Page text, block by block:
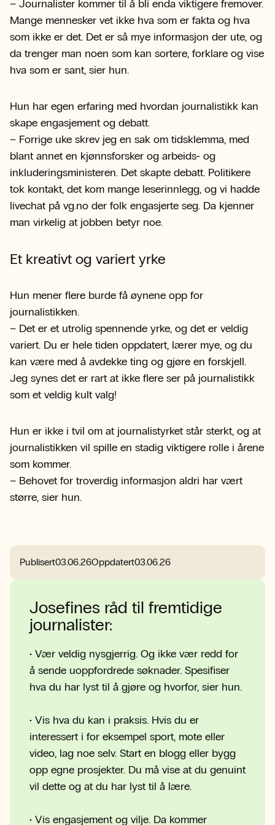
– Journalister kommer til å bli enda viktigere fremover.
Mange mennesker vet ikke hva som er fakta og hva
som ikke er det. Det er så mye informasjon der ute, og
da trenger man noen som kan sortere, forklare og vise
hva som er sant, sier hun.
Hun har egen erfaring med hvordan journalistikk kan
skape engasjement og debatt.
– Forrige uke skrev jeg en sak om tidsklemma, med
blant annet en kjønnsforsker og arbeids- og
inkluderingsministeren. Det skapte debatt. Politikere
tok kontakt, det kom mange leserinnlegg, og vi hadde
livechat på vg.no der folk engasjerte seg. Da kjenner
man virkelig at jobben betyr noe.
Et kreativt og variert yrke
Hun mener flere burde få øynene opp for
journalistikken.
– Det er et utrolig spennende yrke, og det er veldig
variert. Du er hele tiden oppdatert, lærer mye, og du
kan være med å avdekke ting og gjøre en forskjell.
Jeg synes det er rart at ikke flere ser på journalistikk
som et veldig kult valg!
Hun er ikke i tvil om at journalistyrket står sterkt, og at
journalistikken vil spille en stadig viktigere rolle i årene
som kommer.
– Behovet for troverdig informasjon aldri har vært
større, sier hun.
Publisert03.06.26Oppdatert03.06.26
Josefines råd til fremtidige
journalister:
• Vær veldig nysgjerrig. Og ikke vær redd for
å sende uoppfordrede søknader. Spesifiser
hva du har lyst til å gjøre og hvorfor, sier hun.
• Vis hva du kan i praksis. Hvis du er
interessert i for eksempel sport, mote eller
video, lag noe selv. Start en blogg eller bygg
opp egne prosjekter. Du må vise at du genuint
vil dette og at du har lyst til å lære.
• Vis engasjement og vilje. Da kommer